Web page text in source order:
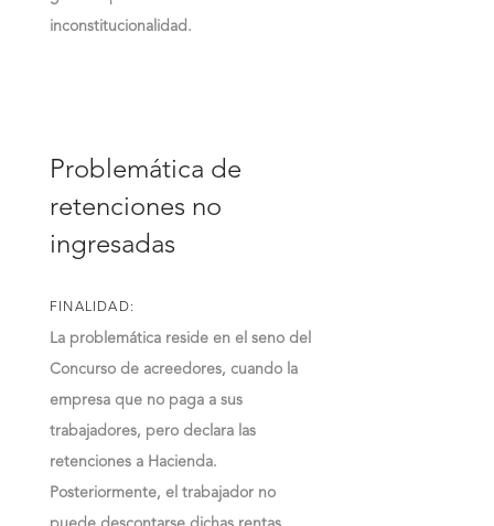
inconstitucionalidad.
Problemática de
retenciones no
ingresadas
FINALIDAD:
La problemática reside en el seno del
Concurso de acreedores, cuando la
empresa que no paga a sus
trabajadores, pero declara las
retenciones a Hacienda.
Posteriormente, el trabajador no